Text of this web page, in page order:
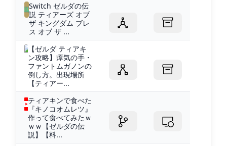
Switch ゼルダの伝
説 ティアーズ オブ
ザ キングダム ブレ
ス オブ ザ ...
【ゼルダ ティアキ
ン攻略】瘴気の手・
ファントムガノンの
倒し方。出現場所
【ティアー...
ティアキンで食べた
『キノコオムレツ』
作って食べてみたｗ
ｗｗ【ゼルダの伝
説】【料...